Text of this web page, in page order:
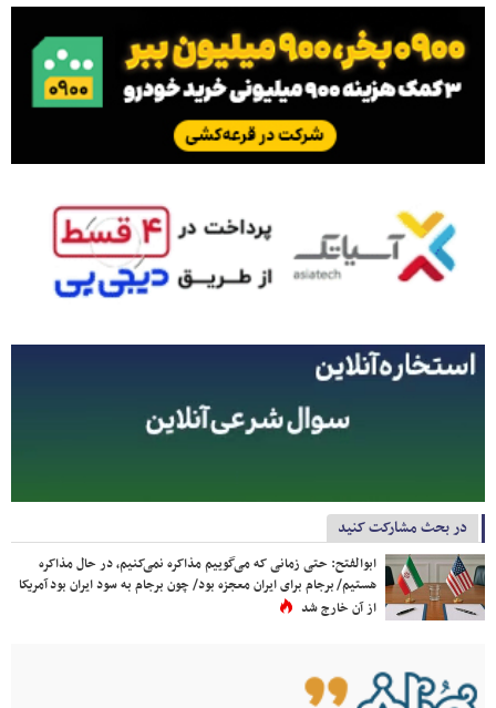
در بحث مشارکت کنید
ابوالفتح: حتی زمانی که می‌گوییم مذاکره نمی‌کنیم، در حال مذاکره
هستیم/ برجام برای ایران معجزه بود/ چون برجام به سود ایران بود آمریکا
از آن خارج شد